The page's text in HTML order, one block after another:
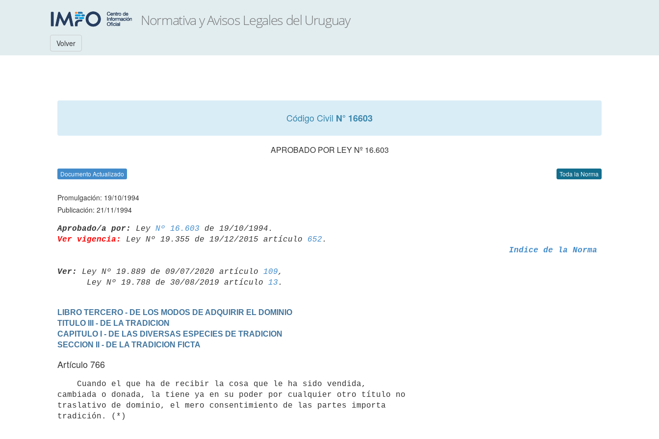
Volver
Código Civil N° 16603
APROBADO POR LEY Nº 16.603
Documento Actualizado Toda la Norma
Promulgación: 19/10/1994
Publicación: 21/11/1994
Aprobado/a por: Ley Nº 16.603
Ver vigencia:
Ley Nº 19.355 de 19/12/2015 artículo 652
Indice de la Norma
Ver: Ley Nº 19.889 de 09/07/2020 artículo 109,
      Ley Nº 19.788 de 30/08/2019 artículo
13
LIBRO TERCERO - DE LOS MODOS DE ADQUIRIR EL DOMINIO
TITULO III - DE LA TRADICION
CAPITULO I - DE LAS DIVERSAS ESPECIES DE TRADICION
SECCION II - DE LA TRADICION FICTA
Artículo 766
cambiada o donada, la tiene ya en su poder por cualquier otro título no
traslativo de dominio, el mero consentimiento de las partes importa